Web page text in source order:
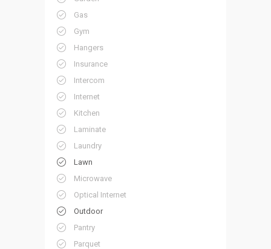
Gas
Gym
Hangers
Insurance
Intercom
Internet
Kitchen
Laminate
Laundry
Lawn
Microwave
Optical Internet
Outdoor
Pantry
Parquet